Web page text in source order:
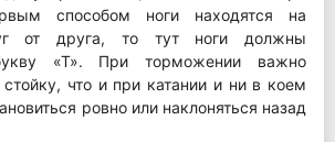
способом ноги находятся на
от друга, то тут ноги должны
«Т». При торможении важно
что и при катании и ни в коем
ровно или наклоняться назад